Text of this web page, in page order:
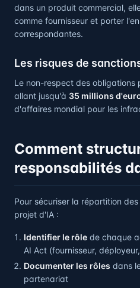
dans un produit commercial,
comme fournisseur et porter
correspondantes.
Les risques de
Le non-respect des obligations
allant jusqu'à 35 millions
d'affaires mondial pour les
Comment
responsabilités
Pour sécuriser la répartition
projet d'IA :
Identifier le rôle de chaque
AI Act (fournisseur,
Documenter les rôles dans
partenariat